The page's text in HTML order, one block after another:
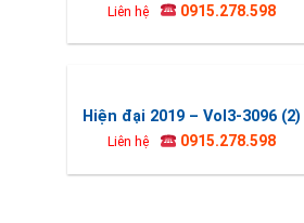
Liên hệ 0915.278.598
Hiện đại 2019 – Vol3-3096 (2)
Liên hệ 0915.278.598